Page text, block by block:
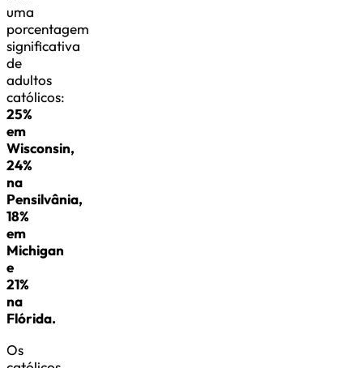
uma
porcentagem
significativa
de
adultos
católicos:
25%
em
Wisconsin,
24%
na
Pensilvânia,
18%
em
Michigan
e
21%
na
Flórida.
Os